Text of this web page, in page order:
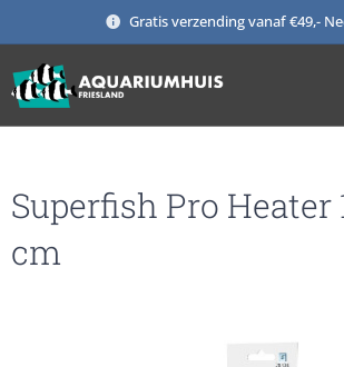
Gratis verzending vanaf €49,-
Superfish Pro Heater
cm